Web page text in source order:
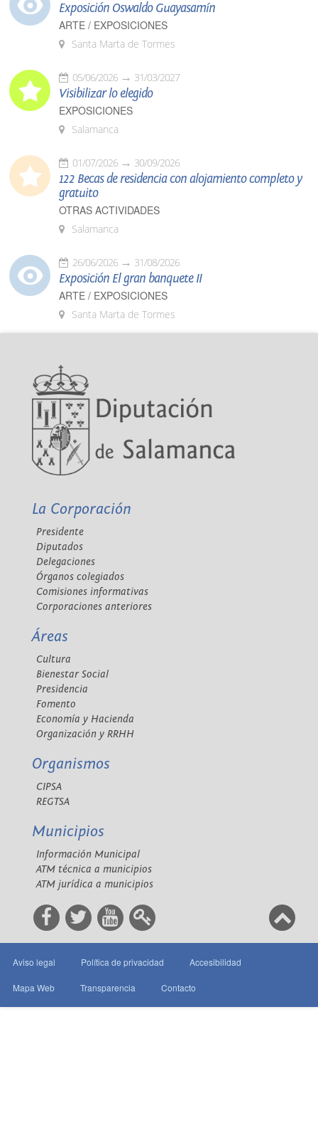
Exposición Oswaldo Guayasamín
ARTE / EXPOSICIONES
Santa Marta de Tormes
05/06/2026 31/03/2027
Visibilizar lo elegido
EXPOSICIONES
Salamanca
01/07/2026 30/09/2026
122 Becas de residencia con alojamiento completo y
gratuito
OTRAS ACTIVIDADES
Salamanca
26/06/2026 31/08/2026
Exposición El gran banquete II
ARTE / EXPOSICIONES
Santa Marta de Tormes
La Corporación
Presidente
Diputados
Delegaciones
Órganos colegiados
Comisiones informativas
Corporaciones anteriores
Áreas
Cultura
Bienestar Social
Presidencia
Fomento
Economía y Hacienda
Organización y RRHH
Organismos
CIPSA
REGTSA
Municipios
Información Municipal
ATM técnica a municipios
ATM jurídica a municipios
Aviso legal Política de privacidad Accesibilidad
Mapa Web Transparencia Contacto